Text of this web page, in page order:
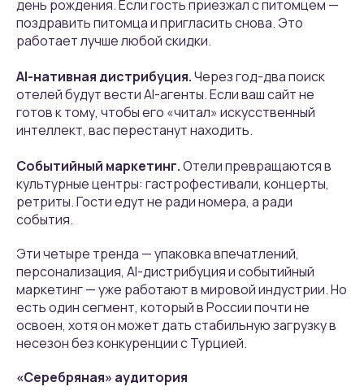
день рождения. Если гость приезжал с питомцем —
поздравить питомца и пригласить снова. Это
работает лучше любой скидки.
AI-нативная дистрибуция.Через год-два поиск
отелей будут вести AI-агенты. Если ваш сайт не
готов к тому, чтобы его «читал» искусственный
интеллект, вас перестанут находить.
Событийный маркетинг.Отели превращаются в
культурные центры: гастрофестивали, концерты,
ретриты. Гости едут не ради номера, а ради
события.
Эти четыре тренда — упаковка впечатлений,
персонализация, AI-дистрибуция и событийный
маркетинг — уже работают в мировой индустрии. Но
есть один сегмент, который в России почти не
освоен, хотя он может дать стабильную загрузку в
несезон без конкуренции с Турцией.
«Серебряная» аудитория